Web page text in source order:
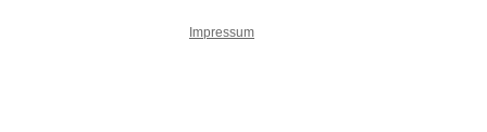
Impressum